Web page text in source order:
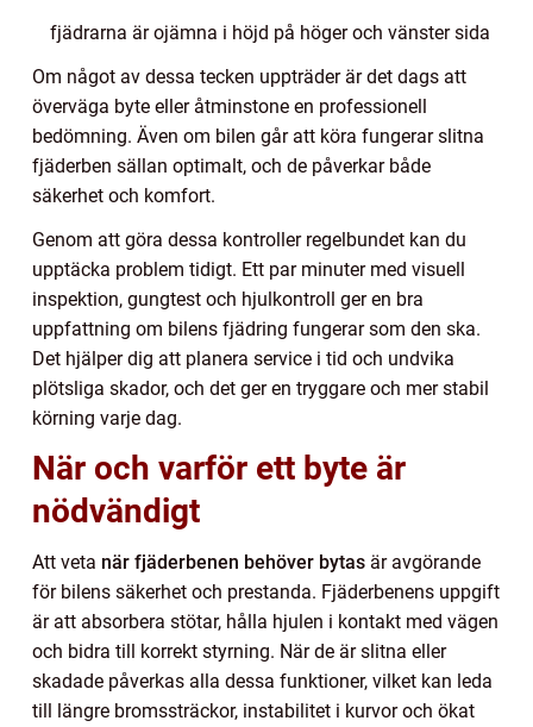
fjädrarna är ojämna i höjd på höger och vänster sida
Om något av dessa tecken uppträder är det dags att
överväga byte eller åtminstone en professionell
bedömning. Även om bilen går att köra fungerar slitna
fjäderben sällan optimalt, och de påverkar både
säkerhet och komfort.
Genom att göra dessa kontroller regelbundet kan du
upptäcka problem tidigt. Ett par minuter med visuell
inspektion, gungtest och hjulkontroll ger en bra
uppfattning om bilens fjädring fungerar som den ska.
Det hjälper dig att planera service i tid och undvika
plötsliga skador, och det ger en tryggare och mer stabil
körning varje dag.
När och varför ett byte är
nödvändigt
Att veta när fjäderbenen behöver bytas är avgörande
för bilens säkerhet och prestanda. Fjäderbenens uppgift
är att absorbera stötar, hålla hjulen i kontakt med vägen
och bidra till korrekt styrning. När de är slitna eller
skadade påverkas alla dessa funktioner, vilket kan leda
till längre bromssträckor, instabilitet i kurvor och ökat